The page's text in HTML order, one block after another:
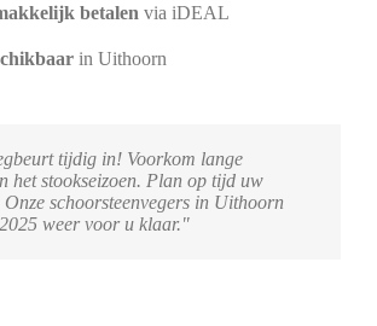
betalen via iDEAL
in Uithoorn
tijdig in! Voorkom lange
het stookseizoen. Plan op tijd uw
schoorsteenvegers in Uithoorn
weer voor u klaar."